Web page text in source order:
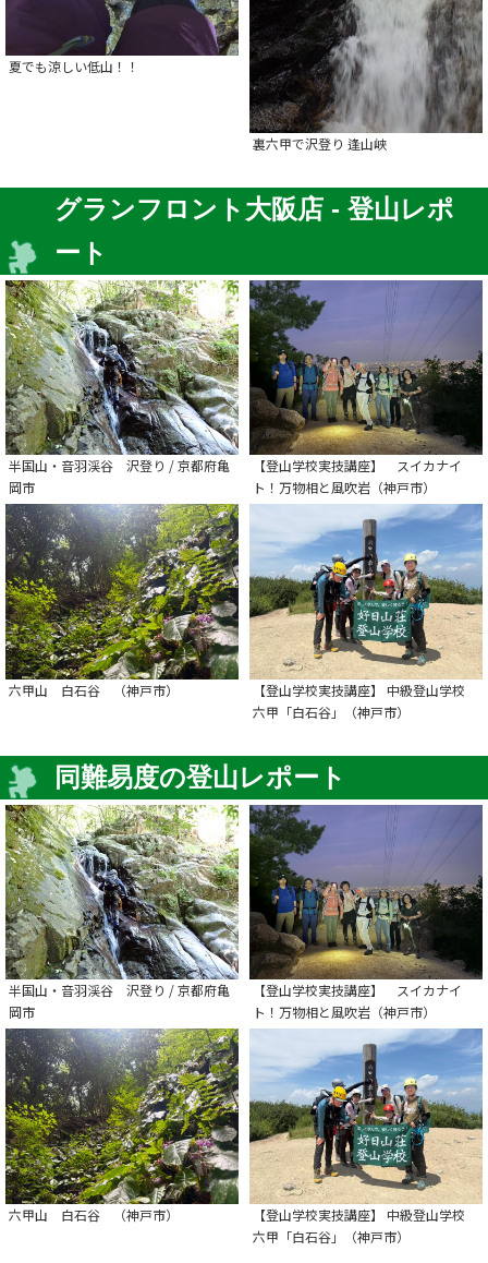
夏でも涼しい低山！！
裏六甲で沢登り 逢山峡
グランフロント大阪店 - 登山レポ
ート
半国山・音羽渓谷 沢登り / 京都府亀
岡市
【登山学校実技講座】 スイカナイ
ト！万物相と風吹岩（神戸市）
六甲山 白石谷 （神戸市）
【登山学校実技講座】 中級登山学校
六甲「白石谷」（神戸市）
同難易度の登山レポート
半国山・音羽渓谷 沢登り / 京都府亀
岡市
【登山学校実技講座】 スイカナイ
ト！万物相と風吹岩（神戸市）
六甲山 白石谷 （神戸市）
【登山学校実技講座】 中級登山学校
六甲「白石谷」（神戸市）